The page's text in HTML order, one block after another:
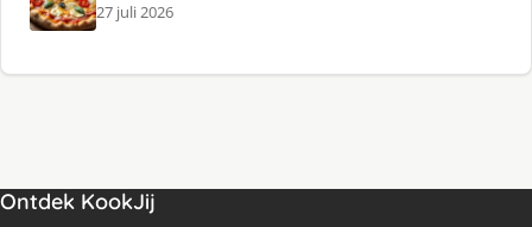
27 juli 2026
Ontdek KookJij